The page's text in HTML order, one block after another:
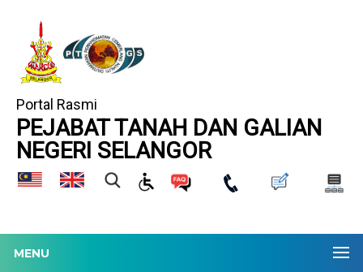
Portal Rasmi
PEJABAT TANAH DAN GALIAN
NEGERI SELANGOR
MENU